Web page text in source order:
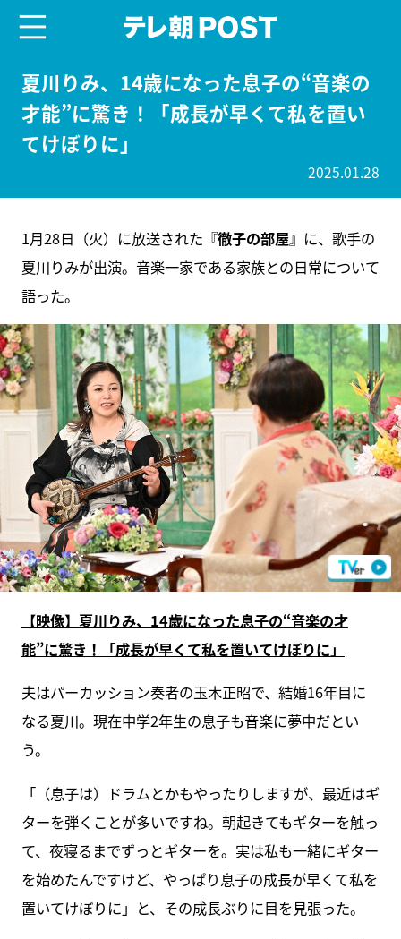
夏川りみ、14歳になった息子の“音楽の
才能”に驚き！「成長が早くて私を置い
てけぼりに」
2025.01.28
1月28日（火）に放送された『徹子の部屋』に、歌手の
夏川りみが出演。音楽一家である家族との日常について
語った。
【映像】夏川りみ、14歳になった息子の“音楽の才
能”に驚き！「成長が早くて私を置いてけぼりに」
夫はパーカッション奏者の玉木正昭で、結婚16年目に
なる夏川。現在中学2年生の息子も音楽に夢中だとい
う。
「（息子は）ドラムとかもやったりしますが、最近はギ
ターを弾くことが多いですね。朝起きてもギターを触っ
て、夜寝るまでずっとギターを。実は私も一緒にギター
を始めたんですけど、やっぱり息子の成長が早くて私を
置いてけぼりに」と、その成長ぶりに目を見張った。